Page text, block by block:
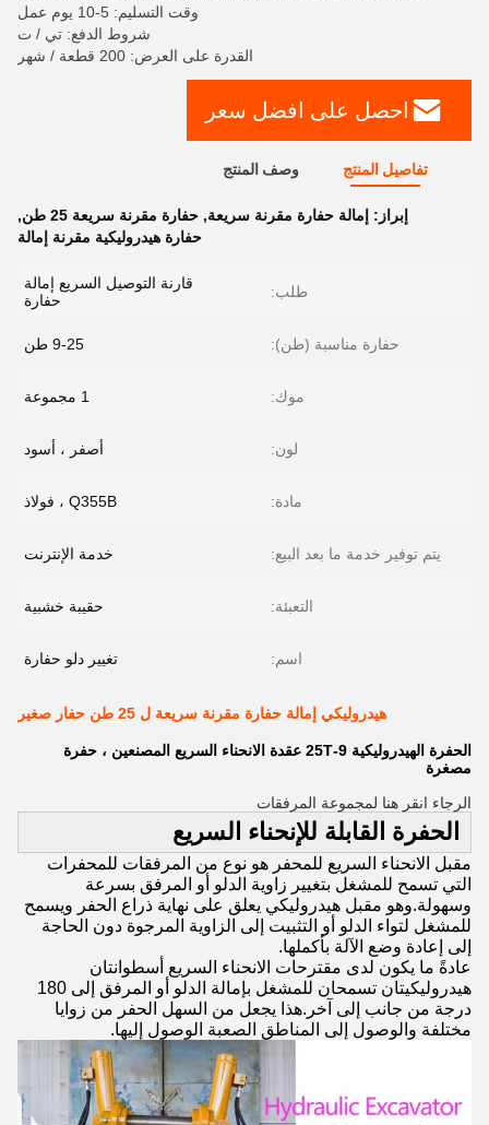
وقت التسليم: 5-10 يوم عمل
شروط الدفع: تي / ت
القدرة على العرض: 200 قطعة / شهر
احصل على افضل سعر
تفاصيل المنتج وصف المنتج
إبراز: إمالة حفارة مقرنة سريعة, حفارة مقرنة سريعة 25 طن
,
حفارة هيدروليكية مقرنة إمالة
طلب:
قارنة التوصيل السريع إمالة
حفارة
حفارة مناسبة (طن): 9-25 طن
موك: 1 مجموعة
لون: أصفر ، أسود
مادة: Q355B ، فولاذ
يتم توفير خدمة ما بعد البيع: خدمة الإنترنت
التعبئة: حقيبة خشبية
اسم: تغيير دلو حفارة
هيدروليكي إمالة حفارة مقرنة سريعة ل 25 طن حفار صغير
الحفرة الهيدروليكية 9-25T عقدة الانحناء السريع المصنعين ، حفرة
مصغرة
الرجاء انقر هنا لمجموعة المرفقات
الحفرة القابلة للإنحناء السريع
مقبل الانحناء السريع للمحفر هو نوع من المرفقات للمحفرات
التي تسمح للمشغل بتغيير زاوية الدلو أو المرفق بسرعة
وسهولة.وهو مقبل هيدروليكي يعلق على نهاية ذراع الحفر ويسمح
للمشغل لتواء الدلو أو التثبيت إلى الزاوية المرجوة دون الحاجة
إلى إعادة وضع الآلة بأكملها.
عادةً ما يكون لدى مقترحات الانحناء السريع أسطوانتان
هيدروليكيتان تسمحان للمشغل بإمالة الدلو أو المرفق إلى 180
درجة من جانب إلى آخر.هذا يجعل من السهل الحفر من زوايا
مختلفة والوصول إلى المناطق الصعبة الوصول إليها.